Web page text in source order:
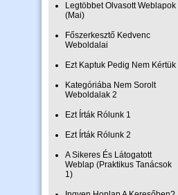
Legtöbbet Olvasott Weblapok
(Mai)
Főszerkesztő Kedvenc
Weboldalai
Ezt Kaptuk Pedig Nem Kértük
Kategóriába Nem Sorolt
Weboldalak 2
Ezt Írták Rólunk 1
Ezt Írták Rólunk 2
A Sikeres És Látogatott
Weblap (Praktikus Tanácsok
1)